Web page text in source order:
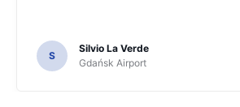
S
Silvio La Verde
Gdańsk Airport